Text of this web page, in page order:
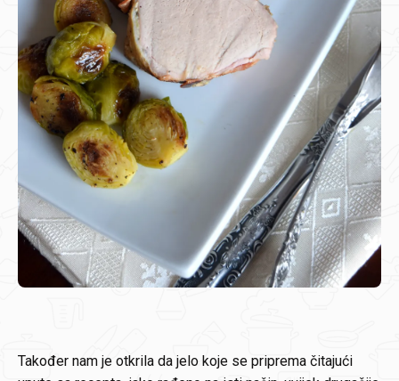
Također nam je otkrila da jelo koje se priprema čitajući